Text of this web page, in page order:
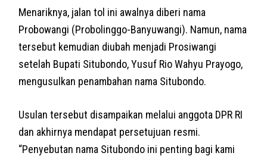
Menariknya, jalan tol ini awalnya diberi nama
Probowangi (Probolinggo-Banyuwangi). Namun, nama
tersebut kemudian diubah menjadi Prosiwangi
setelah Bupati Situbondo, Yusuf Rio Wahyu Prayogo,
mengusulkan penambahan nama Situbondo.
Usulan tersebut disampaikan melalui anggota DPR RI
dan akhirnya mendapat persetujuan resmi.
“Penyebutan nama Situbondo ini penting bagi kami